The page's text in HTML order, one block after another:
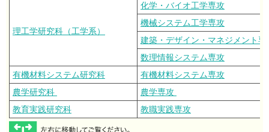
理工学研究科（工学系）
化学・バイオ工学専攻
機械システム工学専攻
建築・デザイン・マネジメント専
数理情報システム専攻
有機材料システム研究科
有機材料システム専攻
農学研究科
農学専攻
教育実践研究科
教職実践専攻